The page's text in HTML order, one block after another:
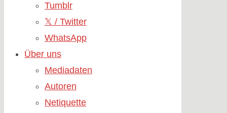
Tumblr
𝕏 / Twitter
WhatsApp
Über uns
Mediadaten
Autoren
Netiquette